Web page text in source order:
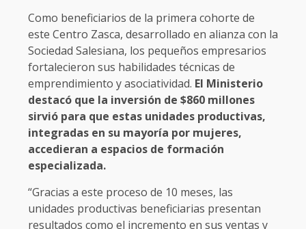
Como beneficiarios de la primera cohorte de
este Centro Zasca, desarrollado en alianza con la
Sociedad Salesiana, los pequeños empresarios
fortalecieron sus habilidades técnicas de
emprendimiento y asociatividad. El Ministerio
destacó que la inversión de $860 millones
sirvió para que estas unidades productivas,
integradas en su mayoría por mujeres,
accedieran a espacios de formación
especializada.
“Gracias a este proceso de 10 meses, las
unidades productivas beneficiarias presentan
resultados como el incremento en sus ventas y